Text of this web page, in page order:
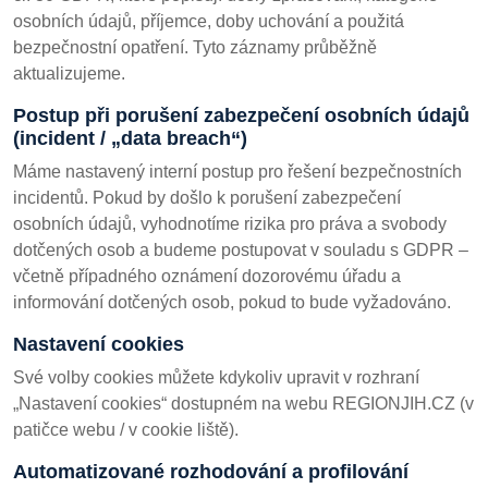
osobních údajů, příjemce, doby uchování a použitá
bezpečnostní opatření. Tyto záznamy průběžně
aktualizujeme.
Postup při porušení zabezpečení osobních údajů
(incident / „data breach“)
Máme nastavený interní postup pro řešení bezpečnostních
incidentů. Pokud by došlo k porušení zabezpečení
osobních údajů, vyhodnotíme rizika pro práva a svobody
dotčených osob a budeme postupovat v souladu s GDPR –
včetně případného oznámení dozorovému úřadu a
informování dotčených osob, pokud to bude vyžadováno.
Nastavení cookies
Své volby cookies můžete kdykoliv upravit v rozhraní
„Nastavení cookies“ dostupném na webu REGIONJIH.CZ (v
patičce webu / v cookie liště).
Automatizované rozhodování a profilování